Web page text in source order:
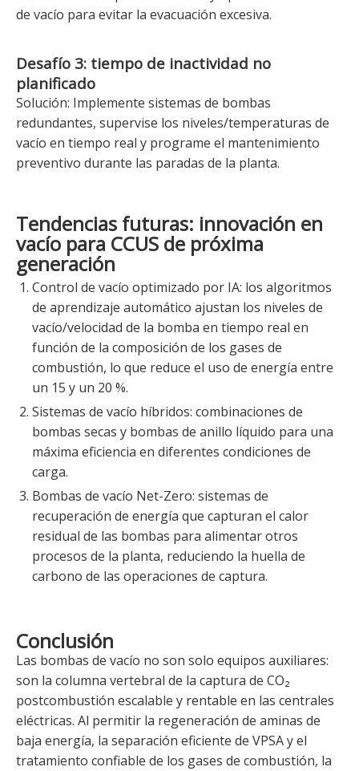
de vacío para evitar la evacuación excesiva.
Desafío 3: tiempo de inactividad no
planificado
Solución: Implemente sistemas de bombas
redundantes, supervise los niveles/temperaturas de
vacío en tiempo real y programe el mantenimiento
preventivo durante las paradas de la planta.
Tendencias futuras: innovación en
vacío para CCUS de próxima
generación
Control de vacío optimizado por IA: los algoritmos
de aprendizaje automático ajustan los niveles de
vacío/velocidad de la bomba en tiempo real en
función de la composición de los gases de
combustión, lo que reduce el uso de energía entre
un 15 y un 20 %.
Sistemas de vacío híbridos: combinaciones de
bombas secas y bombas de anillo líquido para una
máxima eficiencia en diferentes condiciones de
carga.
Bombas de vacío Net-Zero: sistemas de
recuperación de energía que capturan el calor
residual de las bombas para alimentar otros
procesos de la planta, reduciendo la huella de
carbono de las operaciones de captura.
Conclusión
Las bombas de vacío no son solo equipos auxiliares:
son la columna vertebral de la captura de CO₂
postcombustión escalable y rentable en las centrales
eléctricas. Al permitir la regeneración de aminas de
baja energía, la separación eficiente de VPSA y el
tratamiento confiable de los gases de combustión, la